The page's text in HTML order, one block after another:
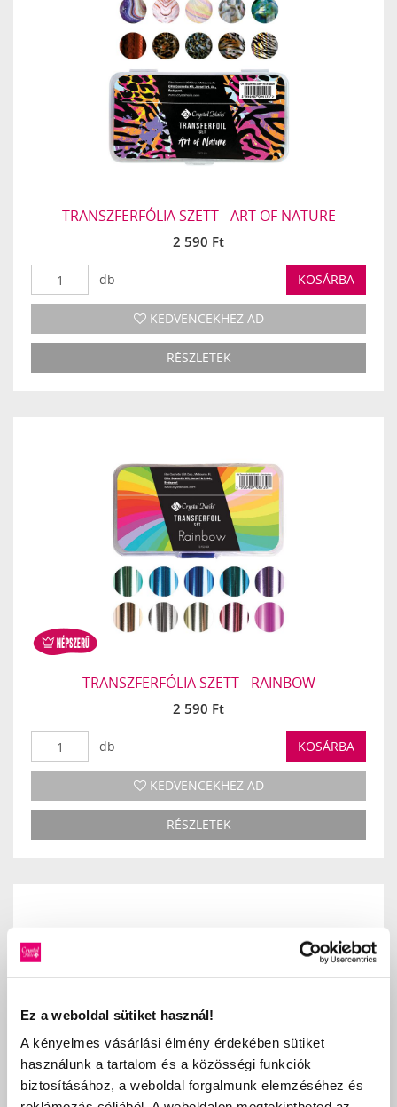
Ez a weboldal sütiket használ!
A kényelmes vásárlási élmény érdekében sütiket
használunk a tartalom és a közösségi funkciók
biztosításához, a weboldal forgalmunk elemzéséhez és
TRANSZFERFÓLIA SZETT - ART OF NATURE
2 590 Ft
db KOSÁRBA
KEDVENCEKHEZ AD
RÉSZLETEK
TRANSZFERFÓLIA SZETT - RAINBOW
2 590 Ft
db KOSÁRBA
KEDVENCEKHEZ AD
RÉSZLETEK